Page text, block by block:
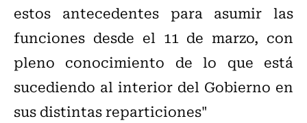
estos antecedentes para asumir las
funciones desde el 11 de marzo, con
pleno conocimiento de lo que está
sucediendo al interior del Gobierno en
sus distintas reparticiones"